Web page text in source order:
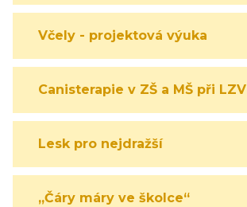
Včely - projektová výuka
Canisterapie v ZŠ a MŠ při LZV
Lesk pro nejdražší
„Čáry máry ve školce“